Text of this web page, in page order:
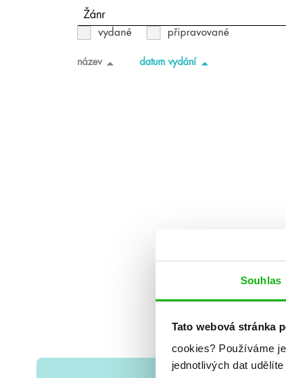
Souhlas
Tato webová stránka
cookies? Používáme
jednotlivých dat
Žánr
vydané připravované
název datum vydání